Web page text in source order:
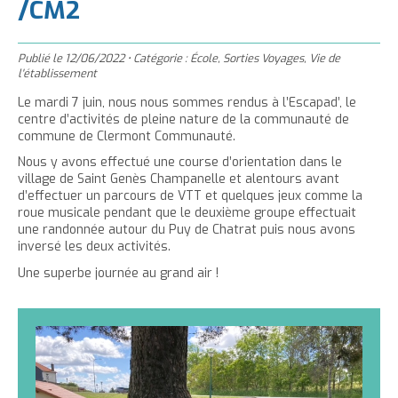
h
c
l
a
c
u
i
l
n
e
r
l
a
a
i
l
l
d
t
e
x
t
u
r
l
a
t
i
l
l
e
u
e
x
t
e
r
c
e
t
t
e
p
a
g
e
r
e
c
o
n
t
e
n
u
/CM2
Publié le 12/06/2022 • Catégorie :École, Sorties Voyages, Vie de
l'établissement
Le mardi 7 juin, nous nous sommes rendus à l’Escapad’, le
centre d’activités de pleine nature de la communauté de
commune de Clermont Communauté.
Nous y avons effectué une course d’orientation dans le
village de Saint Genès Champanelle et alentours avant
d’effectuer un parcours de VTT et quelques jeux comme la
roue musicale pendant que le deuxième groupe effectuait
une randonnée autour du Puy de Chatrat puis nous avons
inversé les deux activités.
Une superbe journée au grand air !